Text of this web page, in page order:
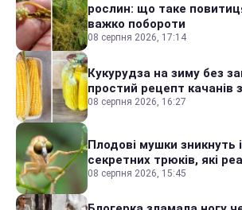
рослин: що таке
важко побороти
08 серпня 2026, 17:14
Кукурудза на зиму без
простий рецепт качанів
08 серпня 2026, 16:27
Плодові мушки зникнуть
секретних трюків, які
08 серпня 2026, 15:45